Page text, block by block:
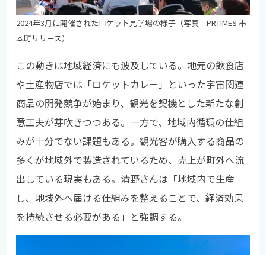
2024年3月に開催されたロケット見学場の様子（写真＝PRTIMES 串
本町リリース）
この動きは地域経済にも波及している。地元の飲食店
や土産物店では「ロケットカレー」といった宇宙関連
商品の開発競争が始まり、観光を契機とした新たな創
意工夫が芽吹きつつある。一方で、地域内循環の仕組
みが十分でない課題もある。観光客が購入する商品の
多くが地域外で製造されているため、売上が町外へ流
出している現実もある。清野さんは「地域内で生産
し、地域外へ届ける仕組みを整えることで、経済効果
を持続させる必要がある」と強調する。